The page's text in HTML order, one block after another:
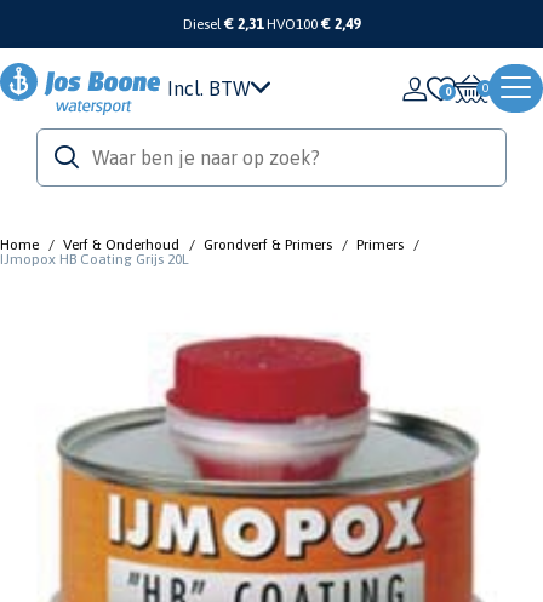
Diesel€ 2,31 HVO100 € 2,49
Incl. BTW 0
Home / Verf & Onderhoud / Grondverf & Primers / Primers /
IJmopox HB Coating Grijs 20L
IJmopox HB Coating Grijs 20L